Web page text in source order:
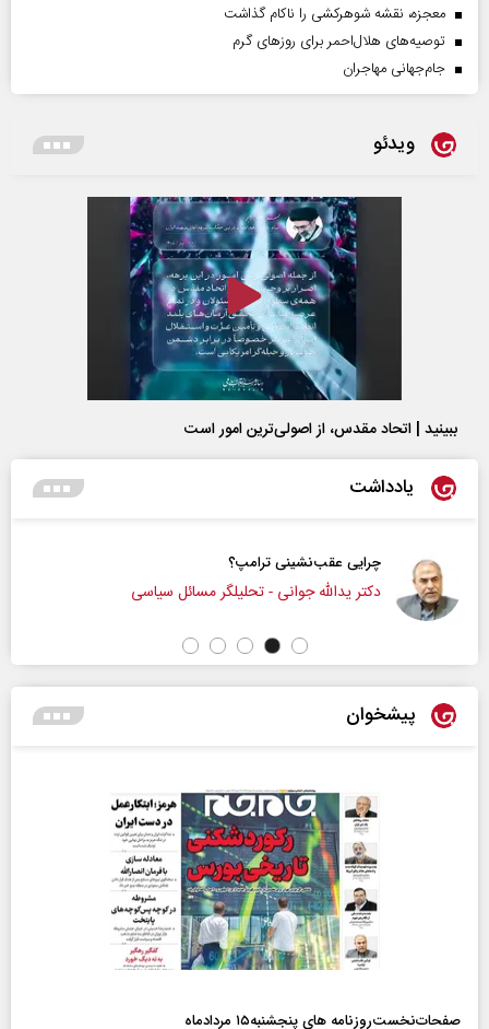
معجزه، نقشه شوهرکشی را ناکام گذاشت
توصیه‌های هلال‌احمر برای روز‌های گرم
جام‌جهانی مهاجران
ویدئو
ببینید | اتحاد مقدس، از اصولی‌ترین امور است
یادداشت
چرایی عقب‌نشینی ترامپ؟
دکتر یدالله جوانی - تحلیلگر مسائل سیاسی
پیشخوان
صفحات‌نخست‌روزنامه ها‌ی پنجشنبه‌۱۵ مردادماه